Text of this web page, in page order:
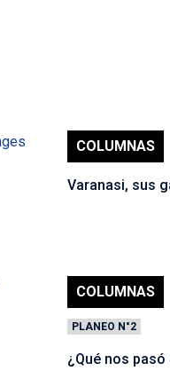
COLUMNAS
Varanasi, sus
COLUMNAS
PLANEO N°2
¿Qué nos pasó